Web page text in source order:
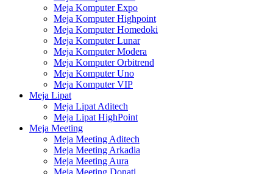
Meja Komputer Expo
Meja Komputer Highpoint
Meja Komputer Homedoki
Meja Komputer Lunar
Meja Komputer Modera
Meja Komputer Orbitrend
Meja Komputer Uno
Meja Komputer VIP
Meja Lipat
Meja Lipat Aditech
Meja Lipat HighPoint
Meja Meeting
Meja Meeting Aditech
Meja Meeting Arkadia
Meja Meeting Aura
Meja Meeting Donati